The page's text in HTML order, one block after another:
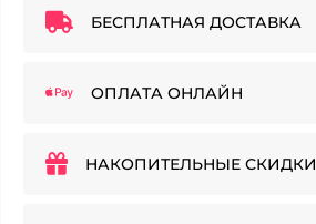
БЕСПЛАТНАЯ ДОСТАВКА
ОПЛАТА ОНЛАЙН
НАКОПИТЕЛЬНЫЕ СКИДКИ